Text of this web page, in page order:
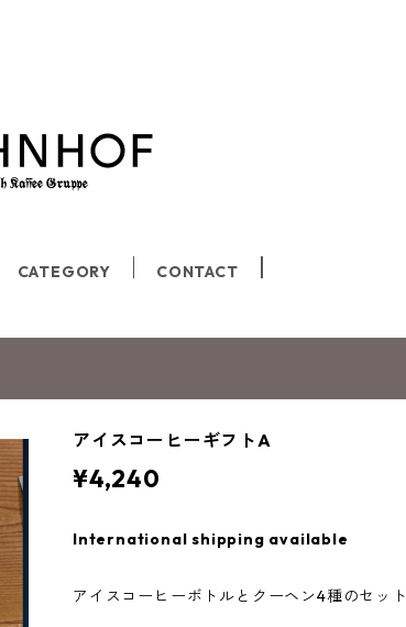
CATEGORY CONTACT
アイスコーヒーギフトA
¥4,240
International shipping available
アイスコーヒーボトルとクーヘン4種のセット